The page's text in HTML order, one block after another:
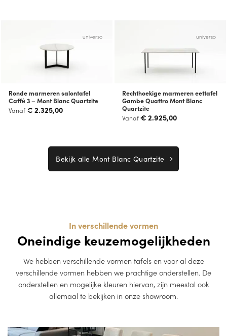
Ronde marmeren salontafel
Caffė 3 – Mont Blanc Quartzite
Vanaf€ 2.325,00
universo
Rechthoekige marmeren eettafel
Gambe Quattro Mont Blanc
Quartzite
Vanaf€ 2.925,00
universo
Bekijk alle Mont Blanc Quartzite
In verschillende vormen
Oneindige keuzemogelijkheden
We hebben verschillende vormen tafels en voor al deze
verschillende vormen hebben we prachtige onderstellen. De
onderstellen en mogelijke kleuren hiervan, zijn meestal ook
allemaal te bekijken in onze showroom.